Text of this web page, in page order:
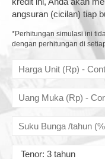
angsuran (cicilan) tiap
*Perhitungan simulasi ini
dengan perhitungan di